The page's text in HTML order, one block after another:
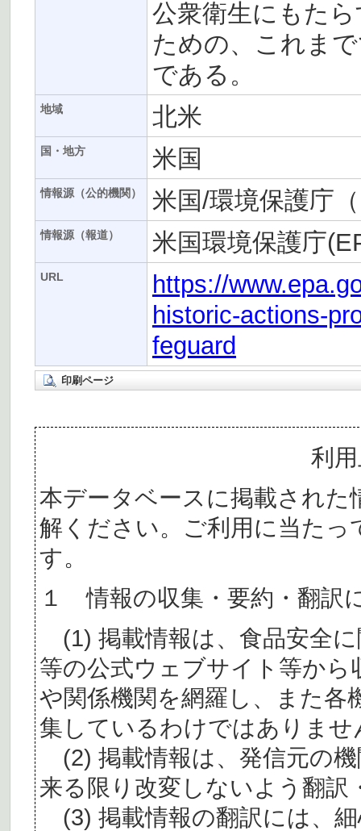
公衆衛生にもた
ための、これま
である。
地域 北米
国・地方 米国
情報源（公的機関） 米国/環境保護庁
情報源（報道） 米国環境保護庁
URL
https://
historic-actions-
feguard
印刷ページ
利
本データベースに掲載された
解ください。ご利用に当た
す。
１ 情報の収集・要約・翻訳
(1) 掲載情報は、食品安全
等の公式ウェブサイト等か
や関係機関を網羅し、また各
集しているわけではありませ
(2) 掲載情報は、発信元の
来る限り改変しないよう翻訳
(3) 掲載情報の翻訳には、